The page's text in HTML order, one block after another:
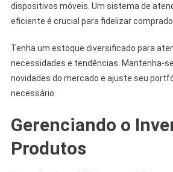
dispositivos móveis. Um sistema de
eficiente é crucial para fidelizar
Tenha um estoque diversificado para
necessidades e tendências. Mantenha-
novidades do mercado e ajuste seu
necessário.
Gerenciando o
Produtos